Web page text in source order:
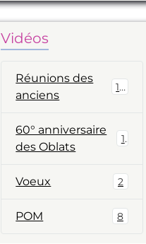
Vidéos
Réunions des
anciens
19
60° anniversaire
des Oblats
1
Voeux 2
POM 8